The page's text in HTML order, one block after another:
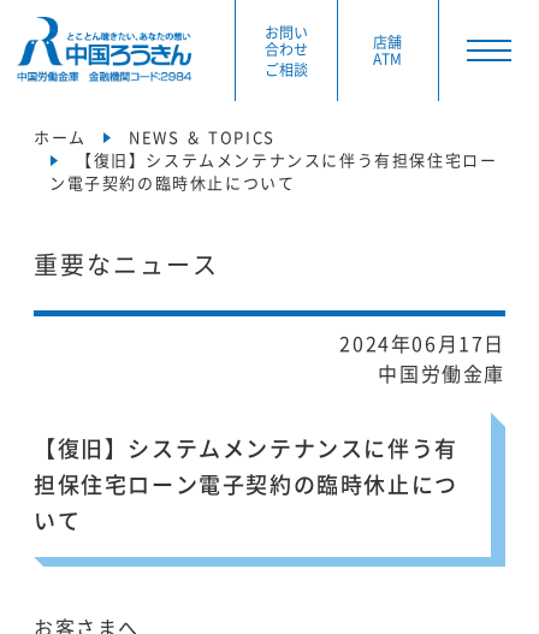
お問い
合わせ
ご相談
店舗
ATM
ホーム
NEWS ＆ TOPICS
【復旧】システムメンテナンスに伴う有担保住宅ロー
ン電子契約の臨時休止について
重要なニュース
2024年06月17日
中国労働金庫
【復旧】システムメンテナンスに伴う有
担保住宅ローン電子契約の臨時休止につ
いて
お客さまへ